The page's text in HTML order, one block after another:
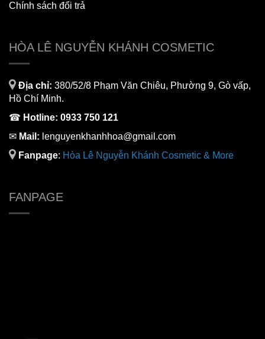
Chính sách đổi trả
HÒA LÊ NGUYỄN KHÁNH COSMETIC
Địa chỉ: 380/52/8 Phạm Văn Chiêu, Phường 9, Gò vấp,
Hồ Chí Minh.
☎ Hotline: 0933 750 121
✉ Mail: lenguyenkhanhhoa@gmail.com
Fanpage: Hòa Lê Nguyễn Khánh Cosmetic & More
FANPAGE